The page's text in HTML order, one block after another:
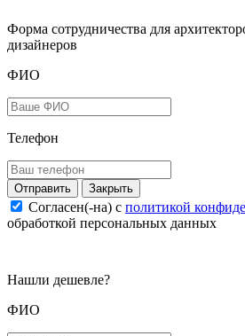
Форма сотрудничества для
дизайнеров
ФИО
Телефон
Закрыть
Согласен(-на) c политикой
обработкой персональных данных
Нашли дешевле?
ФИО